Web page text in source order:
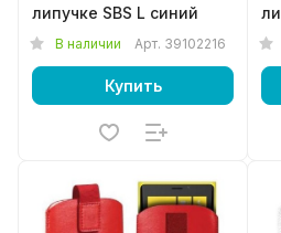
липучке SBS L синий
В наличии Арт. 39102216
Купить